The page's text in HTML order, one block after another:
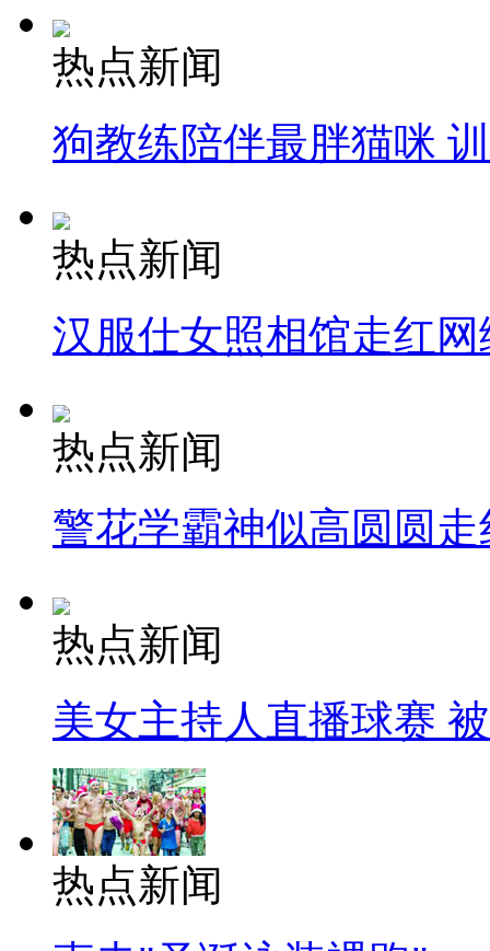
热点新闻
狗教练陪伴最胖猫咪
热点新闻
汉服仕女照相馆走红网
热点新闻
警花学霸神似高圆圆走
热点新闻
美女主持人直播球赛
热点新闻